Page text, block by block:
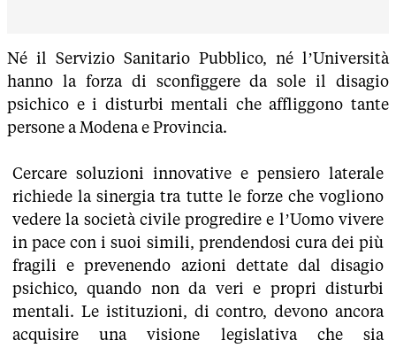
Né il Servizio Sanitario Pubblico, né l’Università
hanno la forza di sconfiggere da sole il disagio
psichico e i disturbi mentali che affliggono tante
persone a Modena e Provincia.
Cercare soluzioni innovative e pensiero laterale
richiede la sinergia tra tutte le forze che vogliono
vedere la società civile progredire e l’Uomo vivere
in pace con i suoi simili, prendendosi cura dei più
fragili e prevenendo azioni dettate dal disagio
psichico, quando non da veri e propri disturbi
mentali. Le istituzioni, di contro, devono ancora
acquisire una visione legislativa che sia